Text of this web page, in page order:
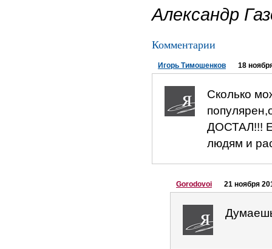
Александр
Комментарии
Игорь Тимошенков 18
Сколько
ДОСТАЛ!!!
людям и
Gorodovoi 21 ноября